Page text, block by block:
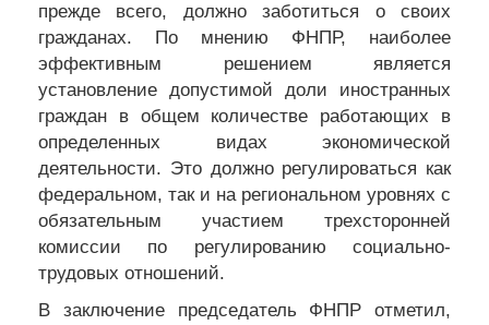
прежде всего, должно заботиться о своих
гражданах. По мнению ФНПР, наиболее
эффективным решением является
установление допустимой доли иностранных
граждан в общем количестве работающих в
определенных видах экономической
деятельности. Это должно регулироваться как
федеральном, так и на региональном уровнях с
обязательным участием трехсторонней
комиссии по регулированию социально-
трудовых отношений.
В заключение председатель ФНПР отметил,